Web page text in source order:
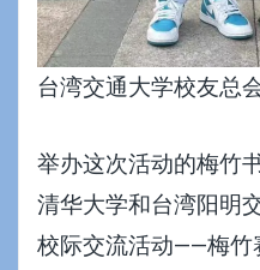
台湾交通大学校友总
举办这次活动的梅竹
清华大学和台湾阳明
校际交流活动——梅竹